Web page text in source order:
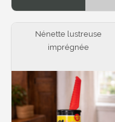
Nénette lustreuse
imprégnée